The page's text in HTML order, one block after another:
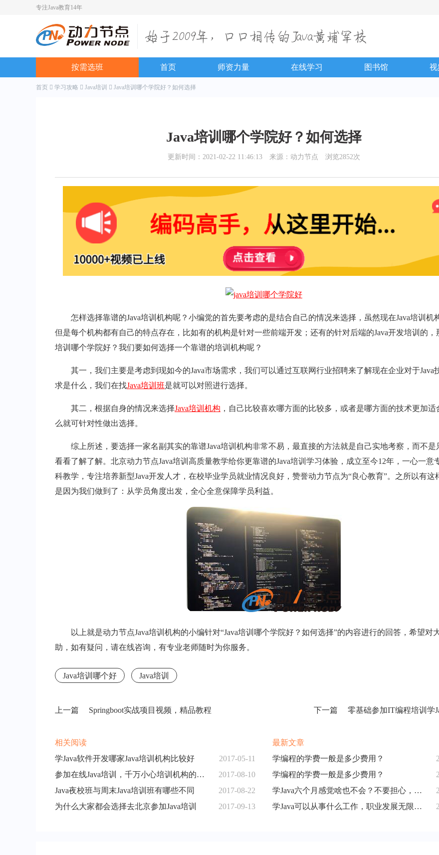
专注Java教育14年
按需选班 首页 师资力量 在线学习 图书馆 视
首页 学习攻略 Java培训 Java培训哪个学院好？如何选择
Java培训哪个学院好？如何选择
更新时间：2021-02-22 11:46:13 来源：动力节点 浏览2852次
怎样选择靠谱的Java培训机构呢？小编觉的首先要考虑的是结合自己的情况来选择，虽然现在Java培训机
但是每个机构都有自己的特点存在，比如有的机构是针对一些前端开发；还有的针对后端的Java开发培训的，
培训哪个学院好？我们要如何选择一个靠谱的培训机构呢？
其一，我们主要是考虑到现如今的Java市场需求，我们可以通过互联网行业招聘来了解现在企业对于Java
求是什么，我们在找Java培训班是就可以对照进行选择。
其二，根据自身的情况来选择Java培训机构 ，自己比较喜欢哪方面的比较多，或者是哪方面的技术更加适
么就可针对性做出选择。
综上所述，要选择一家名副其实的靠谱Java培训机构非常不易，最直接的方法就是自己实地考察，而不是
看看了解了解。北京动力节点Java培训高质量教学给你更靠谱的Java培训学习体验，成立至今12年，一心一意
科教学，专注培养新型Java开发人才，在校毕业学员就业情况良好，赞誉动力节点为“良心教育”。之所以有这
是因为我们做到了：从学员角度出发，全心全意保障学员利益。
以上就是动力节点Java培训机构的小编针对“Java培训哪个学院好？如何选择”的内容进行的回答，希望对
助，如有疑问，请在线咨询，有专业老师随时为你服务。
Java培训哪个好 Java培训
上一篇 Springboot实战项目视频，精品教程 下一篇 零基础参加IT编程培训学
相关阅读
学Java软件开发哪家Java培训机构比较好
2017-05-11
参加在线Java培训，千万小心培训机构的这个坑！
2017-08-10
Java夜校班与周末Java培训班有哪些不同
2017-08-22
为什么大家都会选择去北京参加Java培训
2017-09-13
最新文章
学编程的学费一般是多少费用？
学编程的学费一般是多少费用？
学Java六个月感觉啥也不会？不要担心，让我来帮助你！
学Java可以从事什么工作，职业发展无限可能！